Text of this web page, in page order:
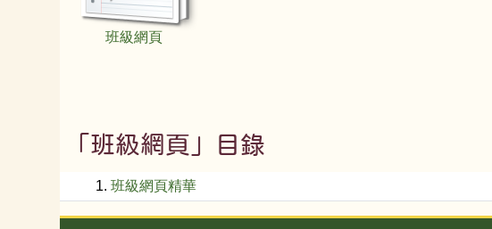
班級網頁
「班級網頁」目錄
1.班級網頁精華